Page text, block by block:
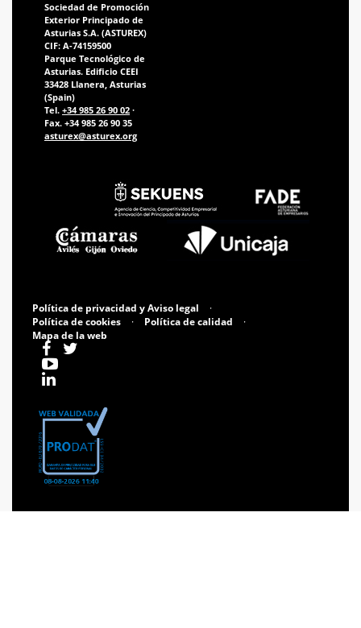
Sociedad de Promoción
Exterior Principado de
Asturias S.A. (ASTUREX)
CIF: A-74159500
Parque Tecnológico de
Asturias. Edificio CEEI
33428 Llanera, Asturias
(Spain)
Tel. +34 985 26 90 02 ·
Fax. +34 985 26 90 35
asturex@asturex.org
Política de privacidad y Aviso legal
·
Política de cookies
· Política de calidad
·
Mapa de la web